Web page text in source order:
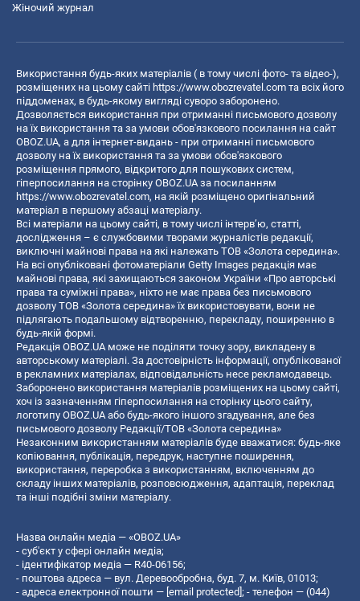
Жіночий журнал
Використання будь-яких матеріалів ( в тому числі фото- та відео-),
розміщених на цьому сайті https://www.obozrevatel.com та всіх його
піддоменах, в будь-якому вигляді суворо заборонено.
Дозволяється використання при отриманні письмового дозволу
на їх використання та за умови обов'язкового посилання на сайт
OBOZ.UA, а для інтернет-видань - при отриманні письмового
дозволу на їх використання та за умови обов'язкового
розміщення прямого, відкритого для пошукових систем,
гіперпосилання на сторінку OBOZ.UA за посиланням
https://www.obozrevatel.com, на якій розміщено оригінальний
матеріал в першому абзаці матеріалу.
Всі матеріали на цьому сайті, в тому числі інтерв’ю, статті,
дослідження – є службовими творами журналістів редакції,
виключні майнові права на які належать ТОВ «Золота середина».
На всі опубліковані фотоматеріали Getty Images редакція має
майнові права, які захищаються законом України «Про авторські
права та суміжні права», ніхто не має права без письмового
дозволу ТОВ «Золота середина» їх використовувати, вони не
підлягають подальшому відтворенню, перекладу, поширенню в
будь-якій формі.
Редакція OBOZ.UA може не поділяти точку зору, викладену в
авторському матеріалі. За достовірність інформації, опублікованої
в рекламних матеріалах, відповідальність несе рекламодавець.
Заборонено використання матеріалів розміщених на цьому сайті,
хоч із зазначенням гіперпосилання на сторінку цього сайту,
логотипу OBOZ.UA або будь-якого іншого згадування, але без
письмового дозволу Редакції/ТОВ «Золота середина»
Незаконним використанням матеріалів буде вважатися: будь-яке
копiювання, публiкацiя, передрук, наступне поширення,
використання, переробка з використанням, включенням до
складу інших матеріалів, розповсюдження, адаптація, переклад
та інші подібні зміни матеріалу.
Назва онлайн медіа — «OBOZ.UA»
- суб'єкт у сфері онлайн медіа;
- ідентифікатор медіа — R40-06156;
- поштова адреса — вул. Деревообробна, буд. 7, м. Київ, 01013;
- адреса електронної пошти — [email protected]; - телефон — (044)